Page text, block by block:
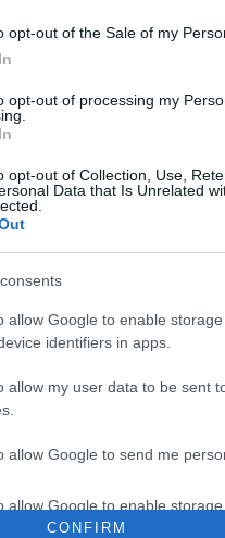
opt-out of the Sale of my
opt-out of processing my
opt-out of Collection, Use,
Data that Is Unrelated
allow Google to enable
identifiers in apps.
allow my user data to be sent
allow Google to send me
allow Google to enable
identifiers in apps.
CONFIRM
titokban találkozott Milos
párt elnöksége lemondásra
párt a rendszerváltás utáni
el" - nyilatkozta a
elmondta, hogy a
választott, amelyet ő vezet.
párt lépései bizonytalanná
- reagált a
a történtek nemcsak a
helyezkedtek a helyi
s ezért a helyzet
nem érdemes tárgyalni a
politikai vezető,
lehet kizárni. Néhány
hívta össze a képviselőház